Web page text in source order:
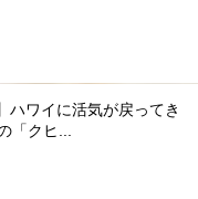
ハワイに活気が戻ってき
「クヒ...